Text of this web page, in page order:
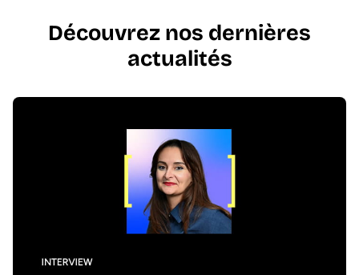
Découvrez nos dernières
actualités